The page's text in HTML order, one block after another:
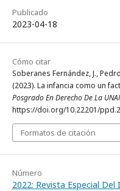
Publicado
2023-04-18
Cómo citar
Soberanes Fernández, J.,
(2023). La infancia como un
Posgrado En Derecho De La
https://doi.org/10.22201/
Formatos de citación
Número
2022: Revista Especial